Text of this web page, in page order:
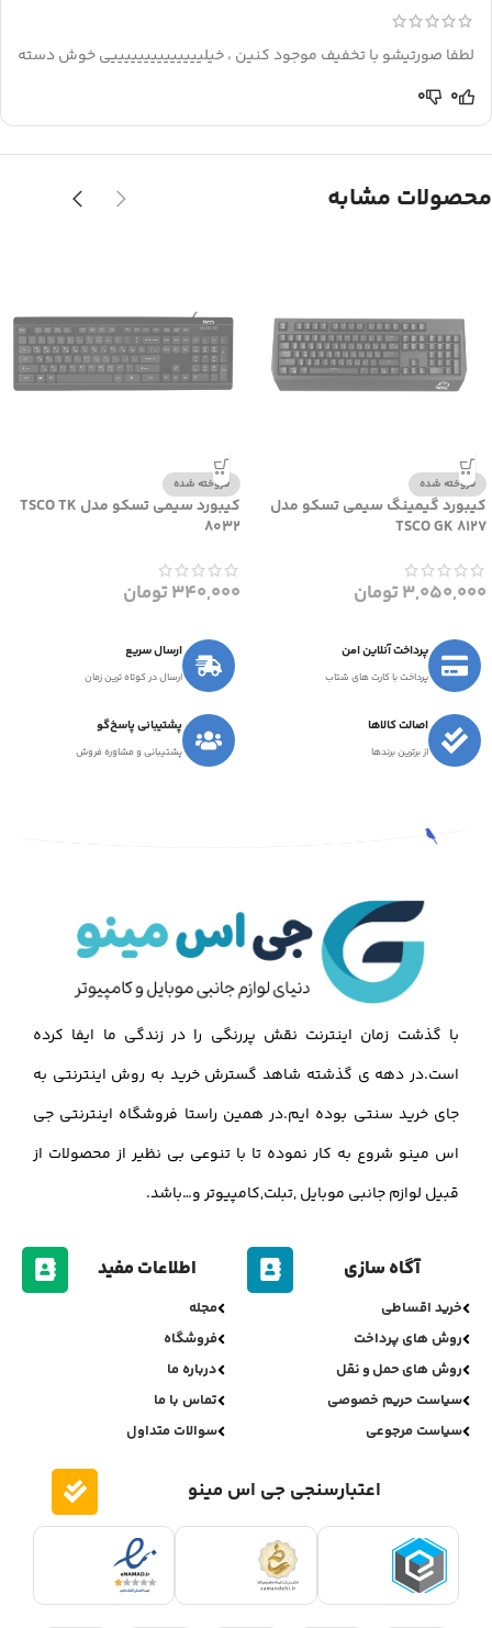
لطفا صورتیشو با تخفیف موجود کنین ، خیلییییییییییییییی خوش دسته
0
0
محصولات مشابه
فروخته شده
کیبورد گیمینگ سیمی تسکو مدل
TSCO GK 8127
3,050,000تومان
فروخته شده
کیبورد سیمی تسکو مدل TSCO TK
8032
340,000تومان
پرداخت آنلاین امن
پرداخت با کارت های شتاب
ارسال سریع
ارسال در کوتاه ترین زمان
اصالت کالاها
از برترین برندها
پشتیبانی پاسخ‌گو
پشتیبانی و مشاوره فروش
با گذشت زمان اینترنت نقش پررنگی را در زندگی ما ایفا کرده
است.در دهه ی گذشته شاهد گسترش خرید به روش اینترنتی به
جای خرید سنتی بوده ایم.در همین راستا فروشگاه اینترنتی جی
اس مینو شروع به کار نموده تا با تنوعی بی نظیر از محصولات از
قبیل لوازم جانبی موبایل ,تبلت,کامپیوتر و…باشد.
آگاه سازی
خرید اقساطی
روش های پرداخت
روش های حمل و نقل
سیاست حریم خصوصی
سیاست مرجوعی
اطلاعات مفید
مجله
فروشگاه
درباره ما
تماس با ما
سوالات متداول
اعتبارسنجی جی اس مینو